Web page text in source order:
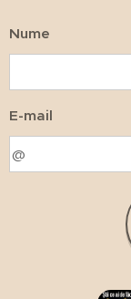
Nume
E-mail